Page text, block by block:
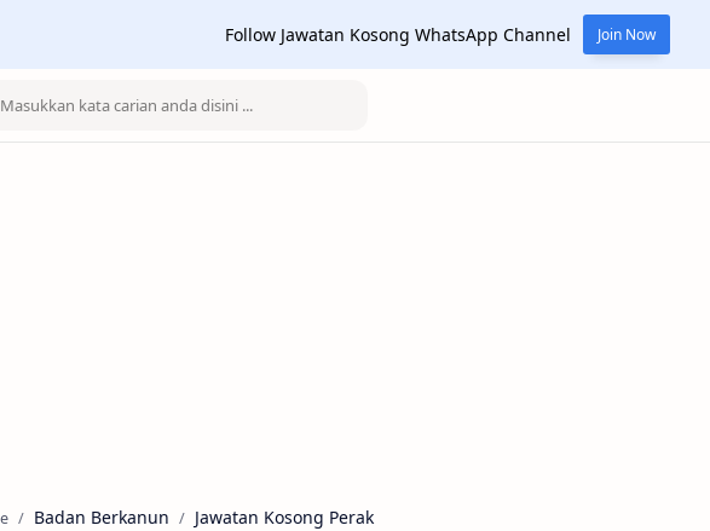
Follow Jawatan Kosong WhatsApp Channel Join Now
Badan Berkanun Jawatan Kosong Perak